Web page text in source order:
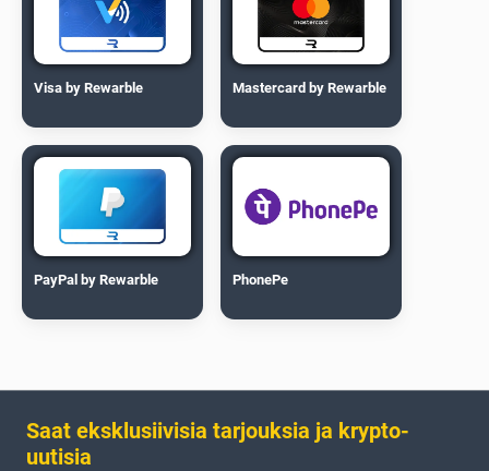
Visa by Rewarble Mastercard by Rewarble
PayPal by Rewarble PhonePe
Saat eksklusiivisia tarjouksia ja krypto-
uutisia